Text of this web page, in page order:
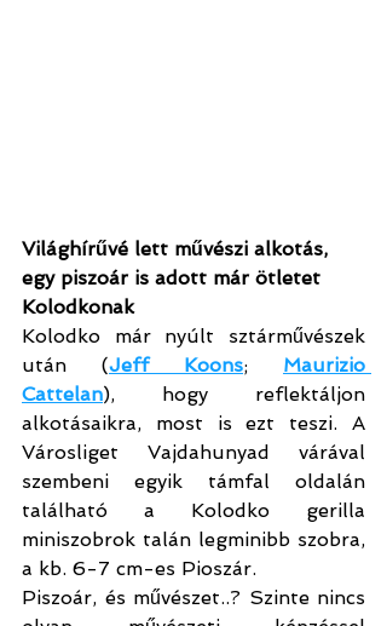
Világhírűvé lett művészi alkotás,
egy piszoár is adott már ötletet
Kolodkonak
Kolodko már nyúlt sztárművészek
után (Jeff Koons; Maurizio
Cattelan), hogy reflektáljon
alkotásaikra, most is ezt teszi. A
Városliget Vajdahunyad várával
szembeni egyik támfal oldalán
található a Kolodko gerilla
miniszobrok talán legminibb szobra,
a kb. 6-7 cm-es Pioszár.
Piszoár, és művészet..? Szinte nincs